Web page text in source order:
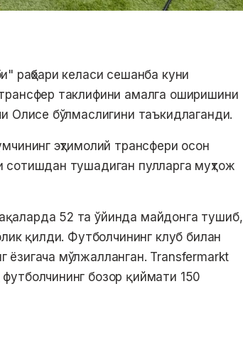
раҳбари келаси сешанба куни
таклифини амалга оширишини
Олисе бўлмаслигини таъкидлаганди.
эҳтимолий трансфери осон
тушадиган пулларга муҳтож
52 та ўйинда майдонга тушиб,
қилди. Футболчининг клуб билан
ёзигача мўлжалланган. Transfermarkt
бозор қиймати 150